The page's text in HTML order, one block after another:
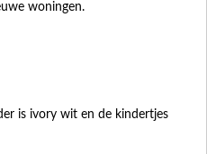
woningen.
is ivory wit en de kindertjes